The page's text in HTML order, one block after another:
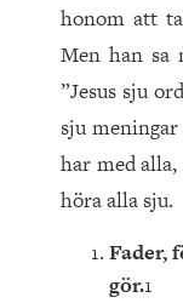
honom att
Men han sa
”Jesus sju
sju
har med
höra alla sju.
Fader,
gör.1